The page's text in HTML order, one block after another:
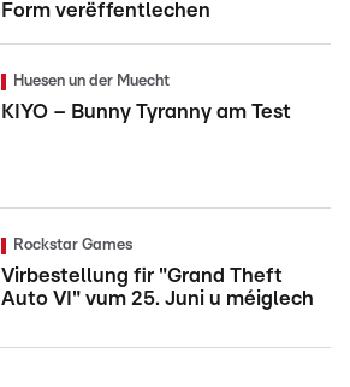
Form verëffentlechen
Huesen un der Muecht
KIYO – Bunny Tyranny am Test
Rockstar Games
Virbestellung fir "Grand Theft
Auto VI" vum 25. Juni u méiglech